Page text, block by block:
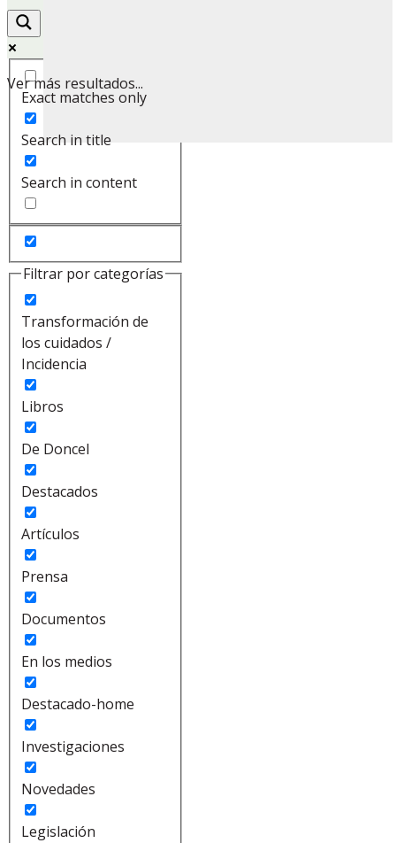
Ver más resultados...
Exact matches only
Search in title
Search in content
Filtrar por categorías
Transformación de
los cuidados /
Incidencia
Libros
De Doncel
Destacados
Artículos
Prensa
Documentos
En los medios
Destacado-home
Investigaciones
Novedades
Legislación